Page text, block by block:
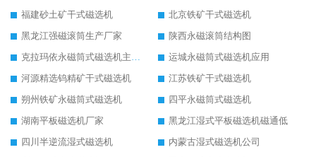
福建砂土矿干式磁选机
北京铁矿干式磁选机
黑龙江强磁滚筒生产厂家
陕西永磁滚筒结构图
克拉玛依永磁筒式磁选机主要技术参数
运城永磁筒式磁选机应用
河源精选钨精矿干式磁选机
江苏铁矿干式磁选机
朔州铁矿永磁筒式磁选机
四平永磁筒式磁选机
湖南平板磁选机厂家
黑龙江湿式平板磁选机磁通低
四川半逆流湿式磁选机
内蒙古湿式磁选机公司